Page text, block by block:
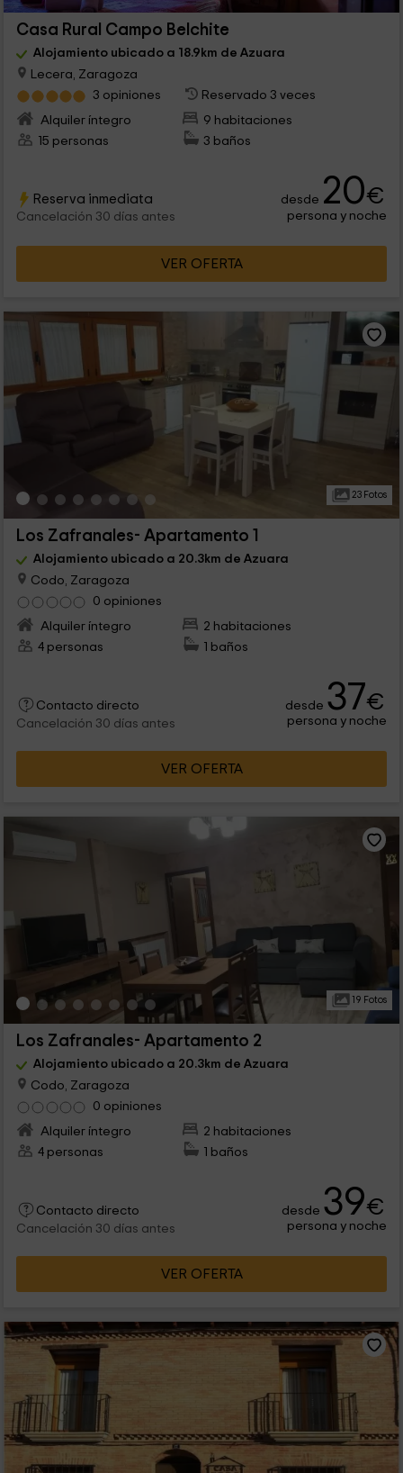
Casa Rural Campo Belchite
Alojamiento ubicado a 18.9km de Azuara
Lecera, Zaragoza
3 opiniones
Reservado 3 veces
Alquiler íntegro
9 habitaciones
15 personas
3 baños
Reserva inmediata
Cancelación 30 días antes
desde 20€
persona y noche
VER OFERTA
23 Fotos
Los Zafranales- Apartamento 1
Alojamiento ubicado a 20.3km de Azuara
Codo, Zaragoza
0 opiniones
Alquiler íntegro
2 habitaciones
4 personas
1 baños
Contacto directo
Cancelación 30 días antes
desde 37€
persona y noche
VER OFERTA
19 Fotos
Los Zafranales- Apartamento 2
Alojamiento ubicado a 20.3km de Azuara
Codo, Zaragoza
0 opiniones
Alquiler íntegro
2 habitaciones
4 personas
1 baños
Contacto directo
Cancelación 30 días antes
desde 39€
persona y noche
VER OFERTA